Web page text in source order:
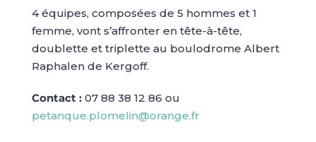
4 équipes, composées de 5 hommes et 1
femme, vont s’affronter en tête-à-tête,
doublette et triplette au boulodrome Albert
Raphalen de Kergoff.
Contact :07 88 38 12 86 ou
petanque.plomelin@orange.fr